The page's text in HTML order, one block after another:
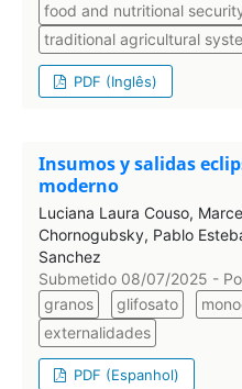
food and nutritional
traditional agricultural
PDF (Inglês)
Insumos y salidas
moderno
Luciana Laura Couso,
Chornogubsky, Pablo
Sanchez
Submetido 08/07/2025 -
granos
glifosato
externalidades
PDF (Espanhol)